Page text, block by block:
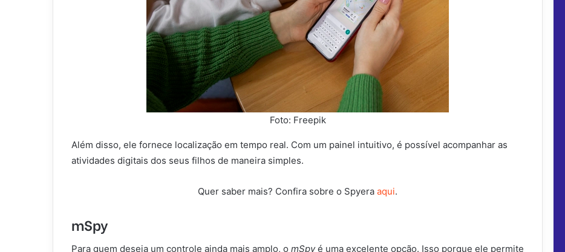
Foto: Freepik
Além disso, ele fornece localização em tempo real. Com um painel intuitivo, é possível acompanhar as
atividades digitais dos seus filhos de maneira simples.
Quer saber mais? Confira sobre o Spyera aqui.
mSpy
Para quem deseja um controle ainda mais amplo, o mSpyé uma excelente opção. Isso porque ele permite